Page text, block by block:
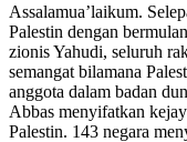
Assalamua’laikum.
Palestin dengan
zionis Yahudi, seluruh
semangat bilamana
anggota dalam badan
Abbas menyifatkan
Palestin. 143 negara